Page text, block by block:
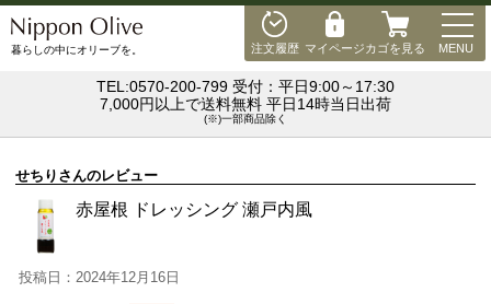
注文履歴 マイページカゴを見る MENU
暮らしの中にオリーブを。
TEL:0570-200-799 受付：平日9:00～17:30
7,000円以上で送料無料 平日14時当日出荷
(※)一部商品除く
せちりさんのレビュー
赤屋根 ドレッシング 瀬戸内風
投稿日：2024年12月16日